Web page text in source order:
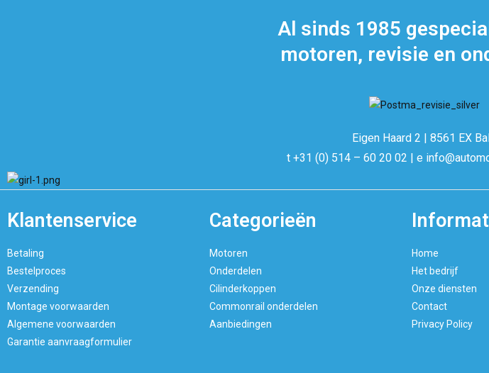
Al sinds 1985
motoren, revisie en
Eigen Haard 2 | 8561 EX
t +31 (0) 514 – 60 20 02 | e
Klantenservice
Betaling
Bestelproces
Verzending
Montage voorwaarden
Algemene voorwaarden
Garantie aanvraagformulier
Categorieën
Motoren
Onderdelen
Cilinderkoppen
Commonrail onderdelen
Aanbiedingen
Home
Het bedrijf
Onze diensten
Contact
Privacy Policy